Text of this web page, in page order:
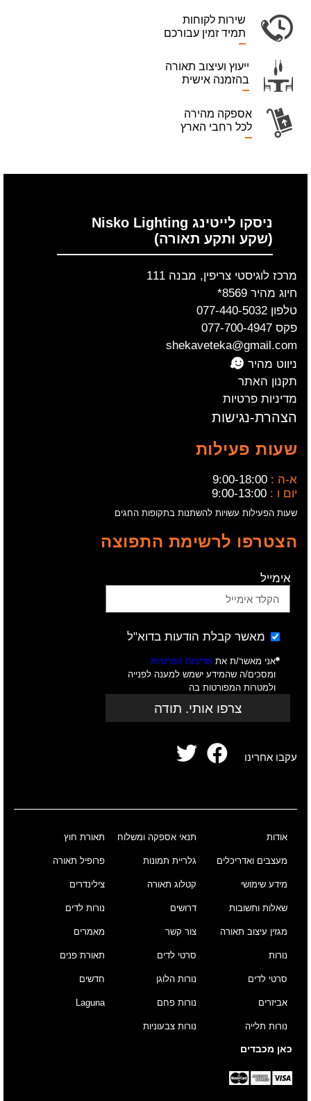
שירות לקוחות
תמיד זמין עבורכם
ייעוץ ועיצוב תאורה
בהזמנה אישית
אספקה מהירה
לכל רחבי הארץ
ניסקו לייטינג Nisko Lighting
(שקע ותקע תאורה)
מרכז לוגיסטי צריפין, מבנה 111
חיוג מהיר 8569*
טלפון 077-440-5032
פקס 077-700-4947
shekaveteka@gmail.com
ניווט מהיר
תקנון האתר
מדיניות פרטיות
הצהרת-נגישות
שעות פעילות
א-ה : 9:00-18:00
יום ו : 9:00-13:00
שעות הפעילות עשויות להשתנות בתקופות החגים
הצטרפו לרשימת התפוצה
אימייל
מאשר קבלת הודעות בדוא"ל
אני מאשר/ת את מדיניות הפרטיות
ומסכים/ה שהמידע ישמש למענה לפנייה
ולמטרות המפורטות בה
צרפו אותי. תודה
עקבו אחרינו
אודות
מעצבים ואדריכלים
מידע שימושי
שאלות ותשובות
מגזין עיצוב תאורה
תנאי אספקה ומשלוח
גלריית תמונות
קטלוג תאורה
דרושים
צור קשר
תאורת חוץ
פרופיל תאורה
צילינדרים
נורות לדים
מאמרים
נורות
סרטי לדים
אביזרים
נורות תלייה
סרטי לדים
נורות הלוגן
נורות פחם
נורות צבעוניות
תאורת פנים
חדשים
Laguna
כאן מכבדים